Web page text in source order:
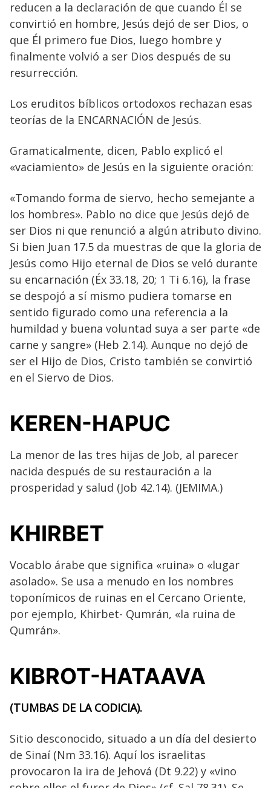
reducen a la declaración de que cuando Él se
convirtió en hombre, Jesús dejó de ser Dios, o
que Él primero fue Dios, luego hombre y
finalmente volvió a ser Dios después de su
resurrección.
Los eruditos bíblicos ortodoxos rechazan esas
teorías de la ENCARNACIÓN de Jesús.
Gramaticalmente, dicen, Pablo explicó el
«vaciamiento» de Jesús en la siguiente oración:
«Tomando forma de siervo, hecho semejante a
los hombres». Pablo no dice que Jesús dejó de
ser Dios ni que renunció a algún atributo divino.
Si bien Juan 17.5 da muestras de que la gloria de
Jesús como Hijo eternal de Dios se veló durante
su encarnación (Éx 33.18, 20; 1 Ti 6.16), la frase
se despojó a sí mismo pudiera tomarse en
sentido figurado como una referencia a la
humildad y buena voluntad suya a ser parte «de
carne y sangre» (Heb 2.14). Aunque no dejó de
ser el Hijo de Dios, Cristo también se convirtió
en el Siervo de Dios.
KEREN-HAPUC
La menor de las tres hijas de Job, al parecer
nacida después de su restauración a la
prosperidad y salud (Job 42.14). (JEMIMA.)
KHIRBET
Vocablo árabe que significa «ruina» o «lugar
asolado». Se usa a menudo en los nombres
toponímicos de ruinas en el Cercano Oriente,
por ejemplo, Khirbet- Qumrán, «la ruina de
Qumrán».
KIBROT-HATAAVA
(TUMBAS DE LA CODICIA).
Sitio desconocido, situado a un día del desierto
de Sinaí (Nm 33.16). Aquí los israelitas
provocaron la ira de Jehová (Dt 9.22) y «vino